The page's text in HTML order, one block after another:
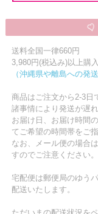
送料全国一律660円
3,980円(税込み)以上購
（沖縄県や離島への発
商品はご注文から2-3日
諸事情により発送が遅
お届け日、お届け時間
てご希望の時間帯をご
なお、メール便の場合
すのでご注意ください。
宅配便は郵便局のゆう
配送いたします。